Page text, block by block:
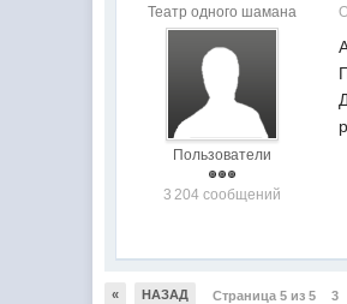
Театр одного шамана
Пользователи
3 204 сообщений
« НАЗАД Страница 5 из 5 3